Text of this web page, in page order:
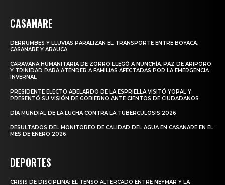
CASANARE
DERRUMBES Y LLUVIAS PARALIZAN EL TRANSPORTE ENTRE BOYACÁ,
CASANARE Y ARAUCA
CARAVANA HUMANITARIA DE ZORRO LLEGÓ A NUNCHÍA, PAZ DE ARIPORO
Y TRINIDAD PARA ATENDER A FAMILIAS AFECTADAS POR LA EMERGENCIA
INVERNAL
PRESIDENTE ELECTO ABELARDO DE LA ESPRIELLA VISITÓ YOPAL Y
PRESENTÓ SU VISIÓN DE GOBIERNO ANTE CIENTOS DE CIUDADANOS
DÍA MUNDIAL DE LA LUCHA CONTRA LA TUBERCULOSIS 2026
RESULTADOS DEL MONITOREO DE CALIDAD DEL AGUA EN CASANARE EN EL
MES DE ENERO 2026
DEPORTES
CRISIS DE DISCIPLINA: EL TENSO ALTERCADO ENTRE NEYMAR Y LA